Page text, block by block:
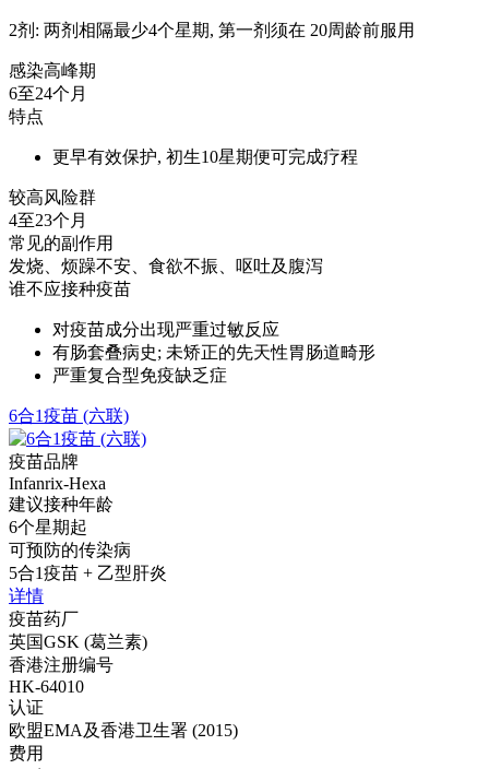
2剂: 两剂相隔最少4个星期, 第一剂须在 20周龄前服用
感染高峰期
6至24个月
特点
更早有效保护, 初生10星期便可完成疗程
较高风险群
4至23个月
常见的副作用
发烧、烦躁不安、食欲不振、呕吐及腹泻
谁不应接种疫苗
对疫苗成分出现严重过敏反应
有肠套叠病史; 未矫正的先天性胃肠道畸形
严重复合型免疫缺乏症
6合1疫苗 (六联)
疫苗品牌
Infanrix-Hexa
建议接种年龄
6个星期起
可预防的传染病
5合1疫苗 + 乙型肝炎
详情
疫苗药厂
英国GSK (葛兰素)
香港注册编号
HK-64010
认证
欧盟EMA及香港卫生署 (2015)
费用